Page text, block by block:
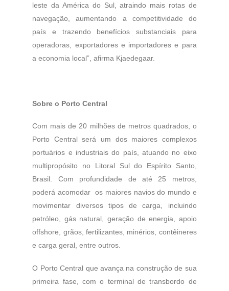
leste da América do Sul, atraindo mais rotas de
navegação, aumentando a competitividade do
país e trazendo benefícios substanciais para
operadoras, exportadores e importadores e para
a economia local”, afirma Kjaedegaar.
Sobre o Porto Central
Com mais de 20 milhões de metros quadrados, o
Porto Central será um dos maiores complexos
portuários e industriais do país, atuando no eixo
multipropósito no Litoral Sul do Espírito Santo,
Brasil. Com profundidade de até 25 metros,
poderá acomodar os maiores navios do mundo e
movimentar diversos tipos de carga, incluindo
petróleo, gás natural, geração de energia, apoio
offshore, grãos, fertilizantes, minérios, contêineres
e carga geral, entre outros.
O Porto Central que avança na construção de sua
primeira fase, com o terminal de transbordo de